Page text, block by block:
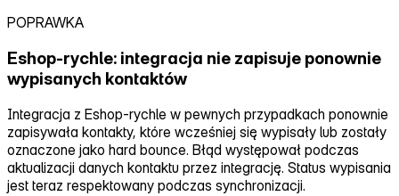
POPRAWKA
Eshop‑rychle: integracja nie zapisuje ponownie
wypisanych kontaktów
Integracja z Eshop‑rychle w pewnych przypadkach ponownie
zapisywała kontakty, które wcześniej się wypisały lub zostały
oznaczone jako hard bounce. Błąd występował podczas
aktualizacji danych kontaktu przez integrację. Status wypisania
jest teraz respektowany podczas synchronizacji.